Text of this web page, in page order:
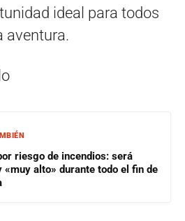
ideal para todos
aventura.
riesgo de incendios: será
«muy alto» durante todo el fin de